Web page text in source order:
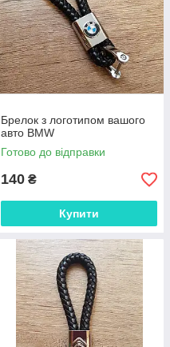
Брелок з логотипом вашого
авто BMW
Готово до відправки
140 ₴
Купити